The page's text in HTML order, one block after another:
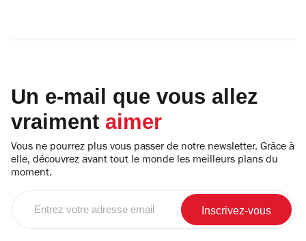
Un e-mail que vous allez
vraiment aimer
Vous ne pourrez plus vous passer de notre newsletter. Grâce à
elle, découvrez avant tout le monde les meilleurs plans du
moment.